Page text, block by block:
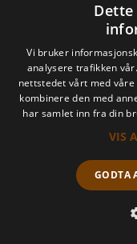
1h
180 PLN
160 PLN
Thai
En buet,
Vi bruker
analysere trafikken
nettstedet vårt med
kombinere den med
har samlet inn fra din
VIS
GODTA